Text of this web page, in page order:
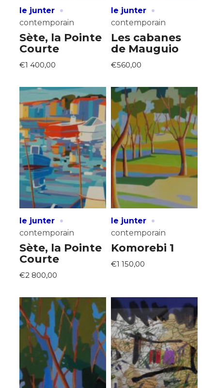
le junter ·
contemporain
Sète, la Pointe
Courte
€1 400,00
le junter ·
contemporain
Les cabanes
de Mauguio
€560,00
le junter ·
contemporain
Sète, la Pointe
Courte
€2 800,00
le junter ·
contemporain
Komorebi 1
€1 150,00